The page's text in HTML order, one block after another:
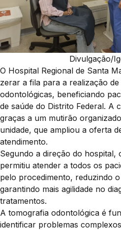
Divulgação/
O Hospital Regional de Santa
zerar a fila para a realização
odontológicas, beneficiando
de saúde do Distrito Federal. A
graças a um mutirão
unidade, que ampliou a oferta
atendimento.
Segundo a direção do
permitiu atender a todos os
pelo procedimento, reduzindo
garantindo mais agilidade no
tratamentos.
A tomografia odontológica é
identificar problemas